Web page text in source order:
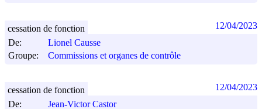
De:
Lionel Causse
Groupe:
Commissions et organes de contrôle
cessation de fonction 12/04/2023
De:
Jean-Victor Castor
cessation de fonction 12/04/2023